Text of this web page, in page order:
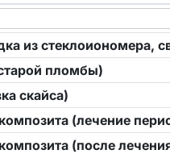
из стеклоиономера,
пломбы)
скайса)
(лечение
(после